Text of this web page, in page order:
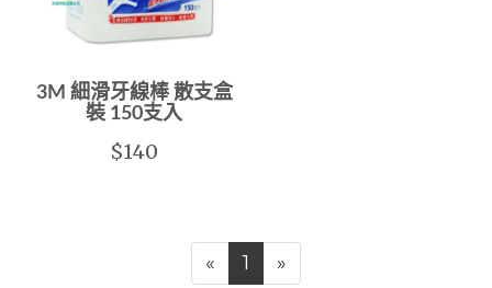
3M 細滑牙線棒 散支盒
裝 150支入
$140
« 1 »